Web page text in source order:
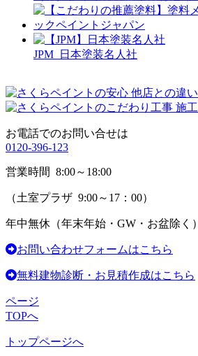
JPM 日本塗装名人社
お電話でのお問い合せは
0120-396-123
営業時間 8:00～18:00
（土室プラザ 9:00～17：00）
年中無休 （年末年始・GW・お盆除く）
お問い合わせフォームはこちら
無料建物診断・お見積作成はこちら
ページ
TOPへ
トップページへ